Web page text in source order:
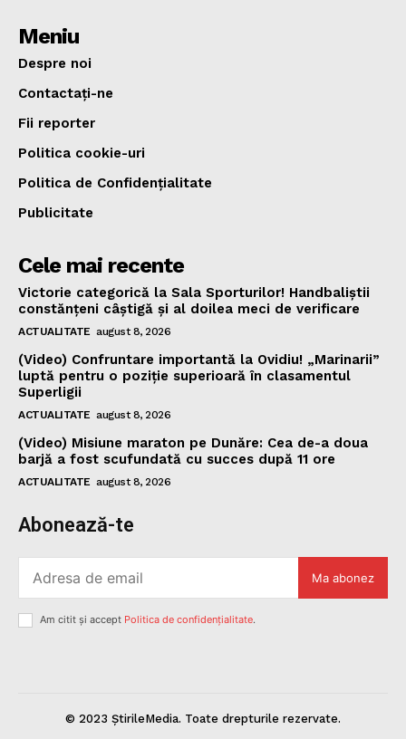
Meniu
Despre noi
Contactați-ne
Fii reporter
Politica cookie-uri
Politica de Confidențialitate
Publicitate
Cele mai recente
Victorie categorică la Sala Sporturilor! Handbaliștii
constănțeni câștigă și al doilea meci de verificare
ACTUALITATE august 8, 2026
(Video) Confruntare importantă la Ovidiu! „Marinarii”
luptă pentru o poziție superioară în clasamentul
Superligii
ACTUALITATE august 8, 2026
(Video) Misiune maraton pe Dunăre: Cea de-a doua
barjă a fost scufundată cu succes după 11 ore
ACTUALITATE august 8, 2026
Abonează-te
Ma abonez
Am citit și accept Politica de confidențialitate.
© 2023 ȘtirileMedia. Toate drepturile rezervate.